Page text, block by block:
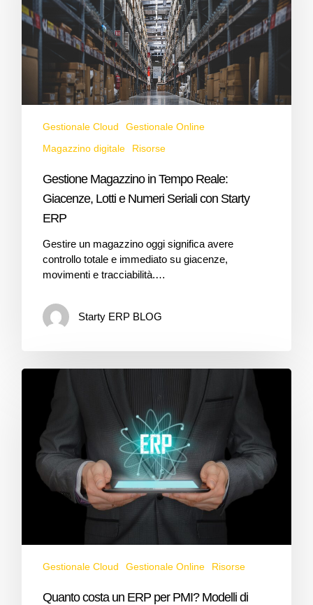
Gestionale Cloud
Gestionale Online
Magazzino digitale
Risorse
Gestione Magazzino in Tempo Reale:
Giacenze, Lotti e Numeri Seriali con Starty
ERP
Gestire un magazzino oggi significa avere
controllo totale e immediato su giacenze,
movimenti e tracciabilità.…
Starty ERP BLOG
Gestionale Cloud Gestionale Online Risorse
Quanto costa un ERP per PMI? Modelli di